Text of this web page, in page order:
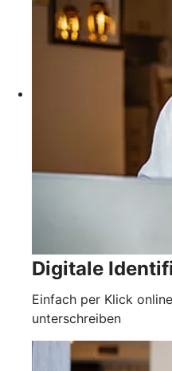
Digitale
Einfach per Klick
unterschreiben